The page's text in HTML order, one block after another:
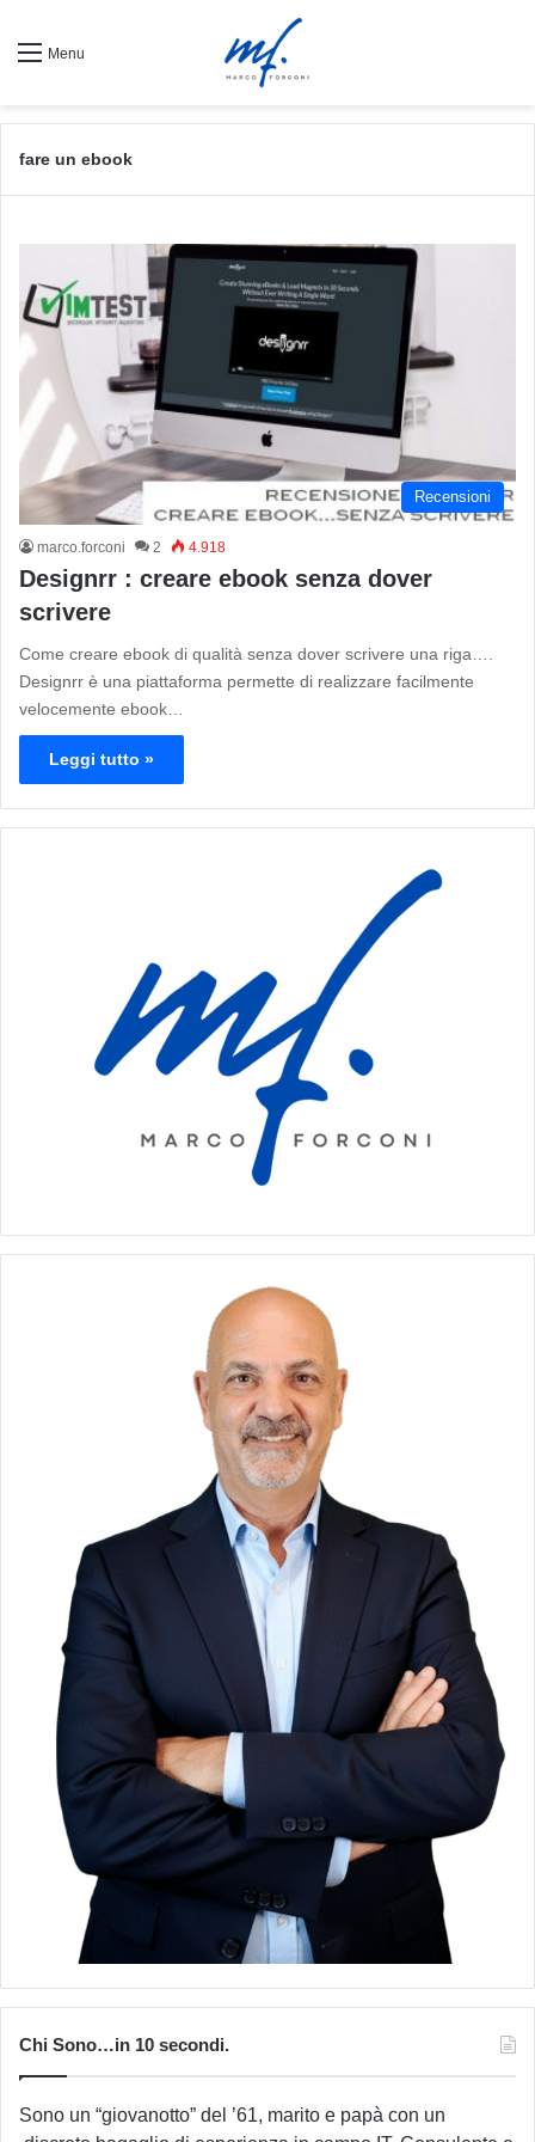
Menu
fare un ebook
Recensioni
marco.forconi 2 4.918
Designrr : creare ebook senza dover
scrivere
Come creare ebook di qualità senza dover scrivere una riga….
Designrr è una piattaforma permette di realizzare facilmente
velocemente ebook…
Leggi tutto »
Chi Sono…in 10 secondi.
Sono un “giovanotto” del ’61, marito e papà con un